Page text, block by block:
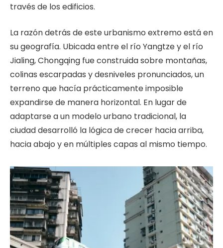
través de los edificios.
La razón detrás de este urbanismo extremo está en
su geografía. Ubicada entre el río Yangtze y el río
Jialing, Chongqing fue construida sobre montañas,
colinas escarpadas y desniveles pronunciados, un
terreno que hacía prácticamente imposible
expandirse de manera horizontal. En lugar de
adaptarse a un modelo urbano tradicional, la
ciudad desarrolló la lógica de crecer hacia arriba,
hacia abajo y en múltiples capas al mismo tiempo.